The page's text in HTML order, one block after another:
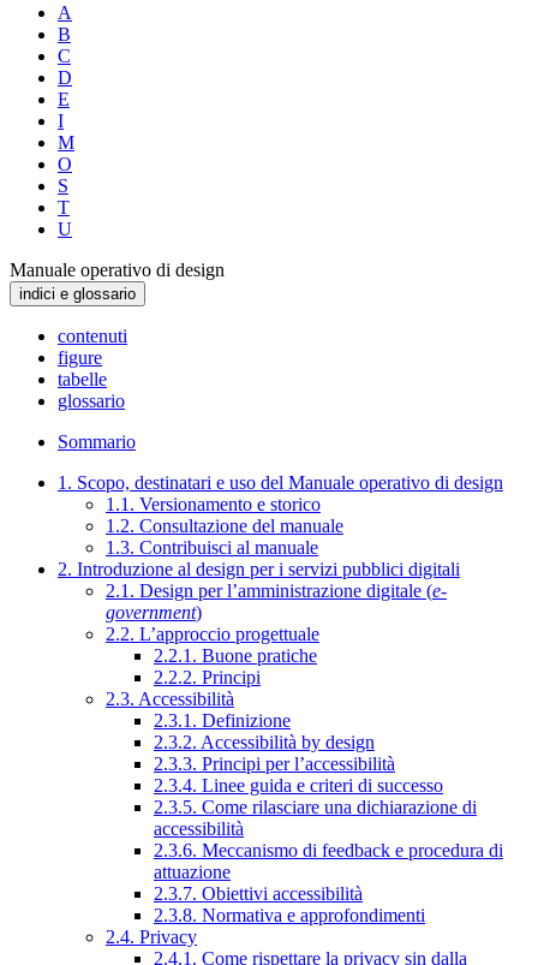
A
B
C
D
E
I
M
O
S
T
U
Manuale operativo di design
indici e glossario
contenuti
figure
tabelle
glossario
Sommario
1. Scopo, destinatari e uso del Manuale operativo di design
1.1. Versionamento e storico
1.2. Consultazione del manuale
1.3. Contribuisci al manuale
2. Introduzione al design per i servizi pubblici digitali
2.1. Design per l’amministrazione digitale (e-
government)
2.2. L’approccio progettuale
2.2.1. Buone pratiche
2.2.2. Principi
2.3. Accessibilità
2.3.1. Definizione
2.3.2. Accessibilità by design
2.3.3. Principi per l’accessibilità
2.3.4. Linee guida e criteri di successo
2.3.5. Come rilasciare una dichiarazione di
accessibilità
2.3.6. Meccanismo di feedback e procedura di
attuazione
2.3.7. Obiettivi accessibilità
2.3.8. Normativa e approfondimenti
2.4. Privacy
2.4.1. Come rispettare la privacy sin dalla